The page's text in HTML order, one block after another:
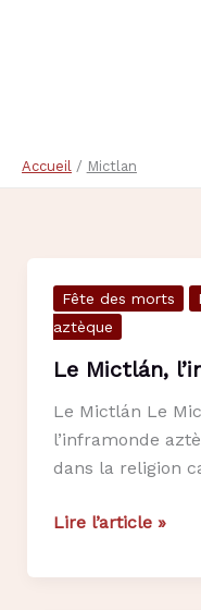
Accueil Mictlan
Fête des morts
aztèque
Le Mictlán,
Le Mictlán Le
l’inframonde
dans la religion
Le
l’inframonde
Lire l’article »